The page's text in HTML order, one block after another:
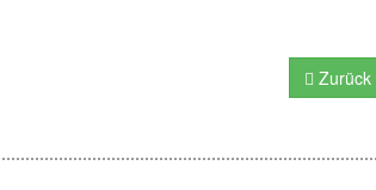
Zurück